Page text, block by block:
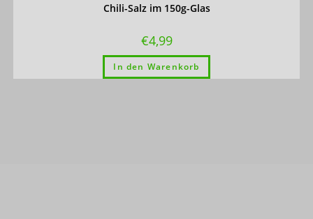
Chili-Salz im 150g-Glas
€4,99
In den Warenkorb